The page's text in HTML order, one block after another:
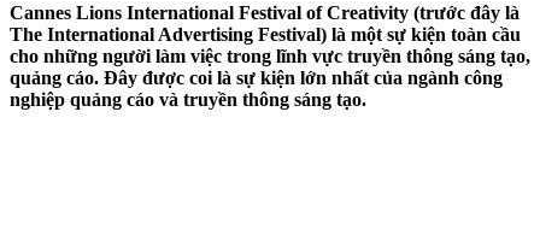
Cannes Lions International Festival of Creativity (trước đây là
The International Advertising Festival) là một sự kiện toàn cầu
cho những người làm việc trong lĩnh vực truyền thông sáng tạo,
quảng cáo. Đây được coi là sự kiện lớn nhất của ngành công
nghiệp quảng cáo và truyền thông sáng tạo.